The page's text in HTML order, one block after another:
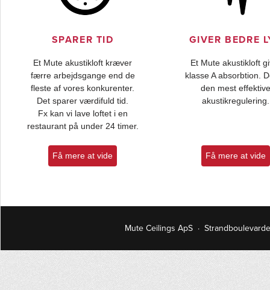
SPARER TID
Et Mute akustikloft kræver
færre arbejdsgange end de
fleste af vores konkurenter.
Det sparer værdifuld tid.
Fx kan vi lave loftet i en
restaurant på under 24 timer.
Få mere at vide
GIVER BEDRE
Et Mute akustikloft
klasse A absorbtion.
den mest effektive
akustikregulering.
Få mere at vide
Mute Ceilings ApS ·